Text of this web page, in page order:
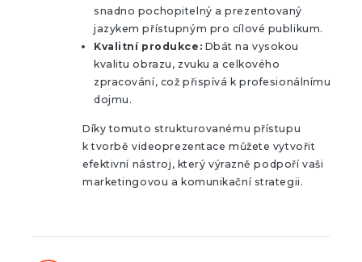
snadno pochopitelný a prezentovaný
jazykem přístupným pro cílové publikum.
Kvalitní produkce: Dbát na vysokou
kvalitu obrazu, zvuku a celkového
zpracování, což přispívá k profesionálnímu
dojmu.
Díky tomuto strukturovanému přístupu
k tvorbě videoprezentace můžete vytvořit
efektivní nástroj, který výrazně podpoří vaši
marketingovou a komunikační strategii.